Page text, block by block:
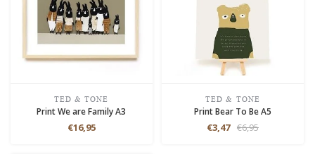
TED & TONE
Print We are Family A3
€16,95
TED & TONE
Print Bear To Be A5
€3,47 €6,95